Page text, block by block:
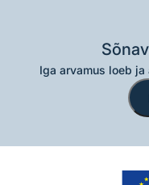
Iga arvamus loeb